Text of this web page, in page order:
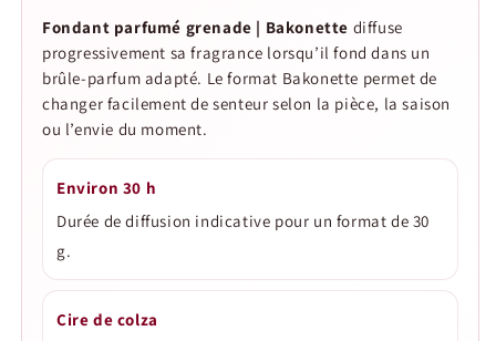
Fondant parfumé grenade | Bakonette diffuse
progressivement sa fragrance lorsqu’il fond dans un
brûle-parfum adapté. Le format Bakonette permet de
changer facilement de senteur selon la pièce, la saison
ou l’envie du moment.
Environ 30 h
Durée de diffusion indicative pour un format de 30
g.
Cire de colza